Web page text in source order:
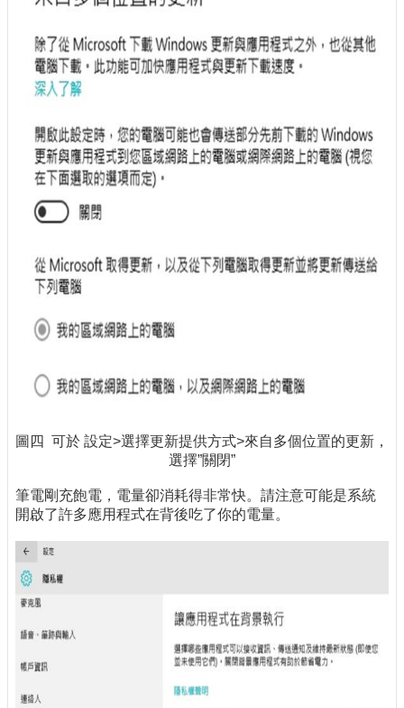
圖四 可於 設定>選擇更新提供方式>來自多個位置的更新，
選擇”關閉”
筆電剛充飽電，電量卻消耗得非常快。請注意可能是系統
開啟了許多應用程式在背後吃了你的電量。